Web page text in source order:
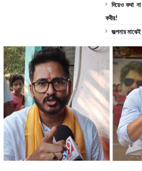
দিয়েও কথা
কবীর!
জল্পনার